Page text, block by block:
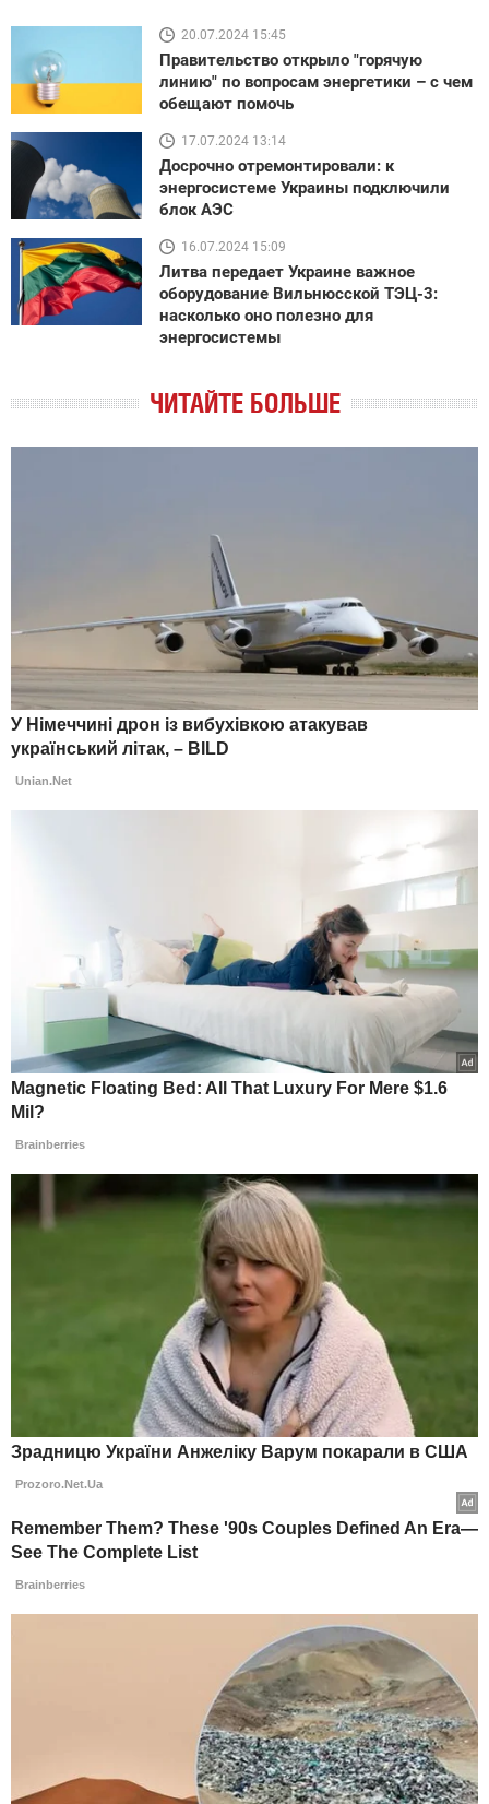
20.07.2024 15:45
Правительство открыло "горячую
линию" по вопросам энергетики – с чем
обещают помочь
17.07.2024 13:14
Досрочно отремонтировали: к
энергосистеме Украины подключили
блок АЭС
16.07.2024 15:09
Литва передает Украине важное
оборудование Вильнюсской ТЭЦ-3:
насколько оно полезно для
энергосистемы
ЧИТАЙТЕ БОЛЬШЕ